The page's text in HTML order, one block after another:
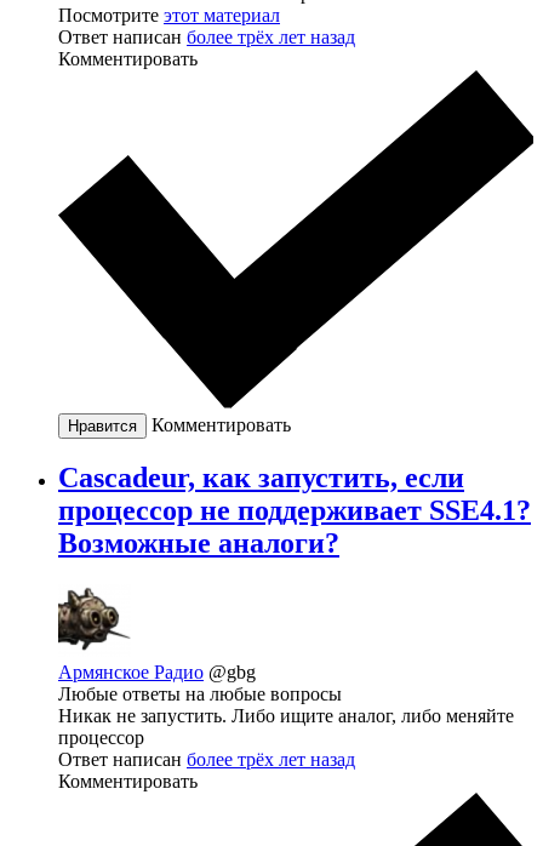
Посмотрите этот материал
Ответ написан более трёх лет назад
Комментировать
Нравится Комментировать
Cascadeur, как запустить, если
процессор не поддерживает SSE4.1?
Возможные аналоги?
Армянское Радио @gbg
Любые ответы на любые вопросы
Никак не запустить. Либо ищите аналог, либо меняйте
процессор
Ответ написан более трёх лет назад
Комментировать